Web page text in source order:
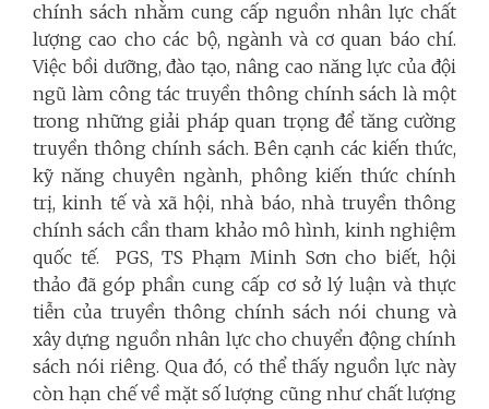
chính sách nhằm cung cấp nguồn nhân lực chất
lượng cao cho các bộ, ngành và cơ quan báo chí.
Việc bồi dưỡng, đào tạo, nâng cao năng lực của đội
ngũ làm công tác truyền thông chính sách là một
trong những giải pháp quan trọng để tăng cường
truyền thông chính sách. Bên cạnh các kiến thức,
kỹ năng chuyên ngành, phông kiến thức chính
trị, kinh tế và xã hội, nhà báo, nhà truyền thông
chính sách cần tham khảo mô hình, kinh nghiệm
quốc tế.PGS, TS Phạm Minh Sơn cho biết, hội
thảo đã góp phần cung cấp cơ sở lý luận và thực
tiễn của truyền thông chính sách nói chung và
xây dựng nguồn nhân lực cho chuyển động chính
sách nói riêng. Qua đó, có thể thấy nguồn lực này
còn hạn chế về mặt số lượng cũng như chất lượng